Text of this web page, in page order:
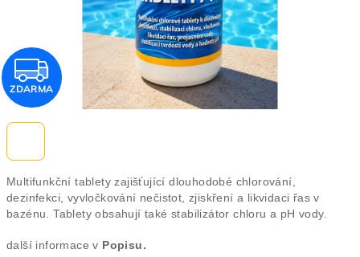
Multifunkční tablety zajišťující dlouhodobé chlorování,
dezinfekci, vyvločkování nečistot, zjiskření a likvidaci řas v
bazénu. Tablety obsahují také stabilizátor chloru a pH vody.
další informace v Popisu.
Z
D
R
M
A
ZDARMA